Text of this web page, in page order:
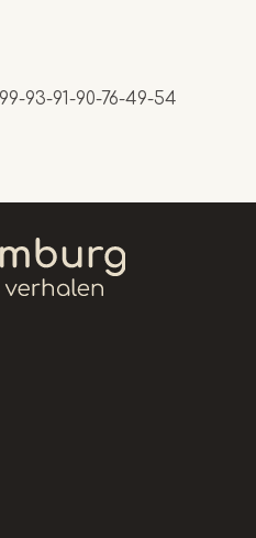
93-91-90-76-49-54